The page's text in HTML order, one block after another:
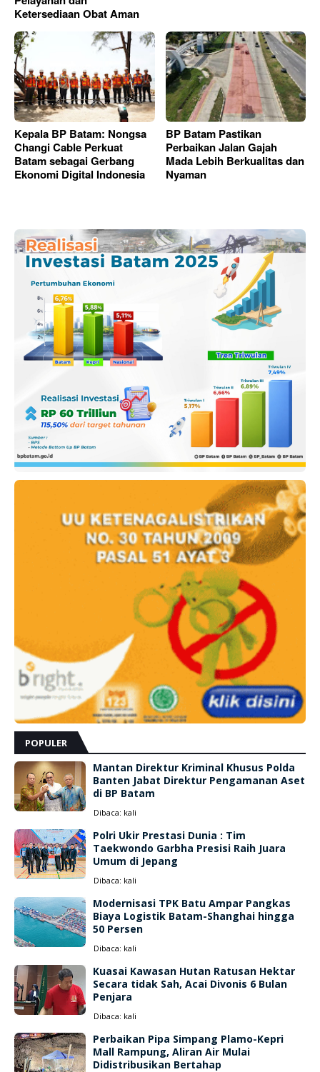
Ketersediaan Obat Aman
Kepala BP Batam: Nongsa
Changi Cable Perkuat
Batam sebagai Gerbang
Ekonomi Digital Indonesia
BP Batam Pastikan
Perbaikan Jalan Gajah
Mada Lebih Berkualitas dan
Nyaman
POPULER
Mantan Direktur Kriminal Khusus Polda
Banten Jabat Direktur Pengamanan Aset
di BP Batam
Dibaca: kali
Polri Ukir Prestasi Dunia : Tim
Taekwondo Garbha Presisi Raih Juara
Umum di Jepang
Dibaca: kali
Modernisasi TPK Batu Ampar Pangkas
Biaya Logistik Batam-Shanghai hingga
50 Persen
Dibaca: kali
Kuasai Kawasan Hutan Ratusan Hektar
Secara tidak Sah, Acai Divonis 6 Bulan
Penjara
Dibaca: kali
Perbaikan Pipa Simpang Plamo-Kepri
Mall Rampung, Aliran Air Mulai
Didistribusikan Bertahap